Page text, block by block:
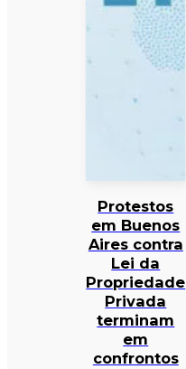
Protestos
em Buenos
Aires contra
Lei da
Propriedade
Privada
terminam
em
confrontos